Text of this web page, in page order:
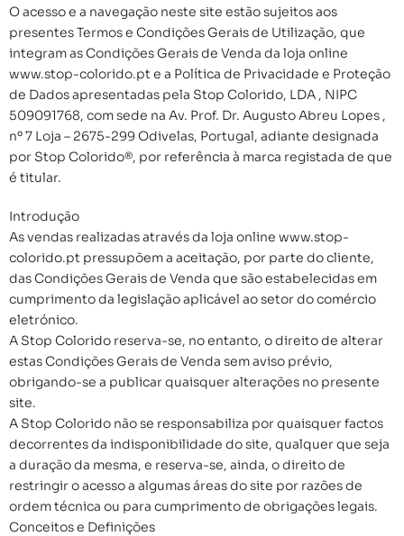
O acesso e a navegação neste site estão sujeitos aos
presentes Termos e Condições Gerais de Utilização, que
integram as Condições Gerais de Venda da loja online
www.stop-colorido.pt e a Política de Privacidade e Proteção
de Dados apresentadas pela Stop Colorido, LDA , NIPC
509091768, com sede na Av. Prof. Dr. Augusto Abreu Lopes ,
nº 7 Loja – 2675-299 Odivelas, Portugal, adiante designada
por Stop Colorido®, por referência à marca registada de que
é titular.
Introdução
As vendas realizadas através da loja online www.stop-
colorido.pt pressupõem a aceitação, por parte do cliente,
das Condições Gerais de Venda que são estabelecidas em
cumprimento da legislação aplicável ao setor do comércio
eletrónico.
A Stop Colorido reserva-se, no entanto, o direito de alterar
estas Condições Gerais de Venda sem aviso prévio,
obrigando-se a publicar quaisquer alterações no presente
site.
A Stop Colorido não se responsabiliza por quaisquer factos
decorrentes da indisponibilidade do site, qualquer que seja
a duração da mesma, e reserva-se, ainda, o direito de
restringir o acesso a algumas áreas do site por razões de
ordem técnica ou para cumprimento de obrigações legais.
Conceitos e Definições